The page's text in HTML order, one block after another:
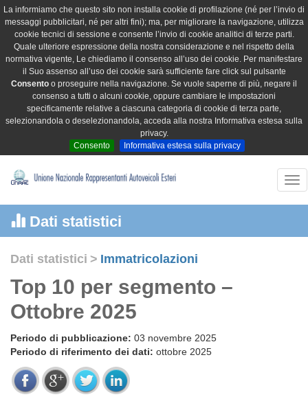
La informiamo che questo sito non installa cookie di profilazione (né per l’invio di
messaggi pubblicitari, né per altri fini); ma, per migliorare la navigazione, utilizza
cookie tecnici di sessione e consente l’invio di cookie analitici di terze parti.
Quale ulteriore espressione della nostra considerazione e nel rispetto della
normativa vigente, Le chiediamo il consenso all’uso dei cookie. Per manifestare
il Suo assenso all’uso dei cookie sarà sufficiente fare click sul pulsante
Consento o proseguire nella navigazione. Se vuole saperne di più, negare il
consenso a tutti o alcuni cookie, oppure cambiare le impostazioni
specificamente relative a ciascuna categoria di cookie di terza parte,
selezionandola o deselezionandola, acceda alla nostra Informativa estesa sulla
privacy.
Consento
Informativa estesa sulla privacy
Dati statistici
Dati statistici > Immatricolazioni
Top 10 per segmento –
Ottobre 2025
Periodo di pubblicazione: 03 novembre 2025
Periodo di riferimento dei dati: ottobre 2025